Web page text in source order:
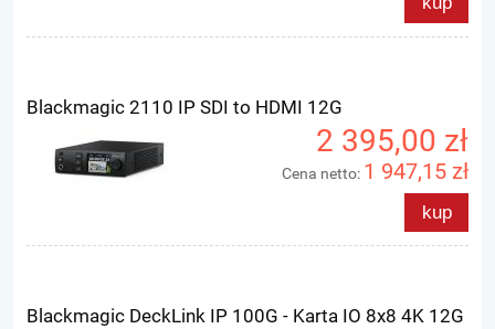
Blackmagic 2110 IP SDI to HDMI 12G
2 395,00 zł
Cena netto: 1 947,15 zł
kup
Blackmagic DeckLink IP 100G - Karta IO 8x8 4K 12G